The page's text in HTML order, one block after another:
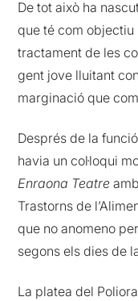
De tot això ha
que té com objectiu
tractament de les
gent jove lluitant
marginació que
Després de la
havia un col·loqui
Enraona Teatre
Trastorns de
que no anomeno
segons els dies de
La platea del